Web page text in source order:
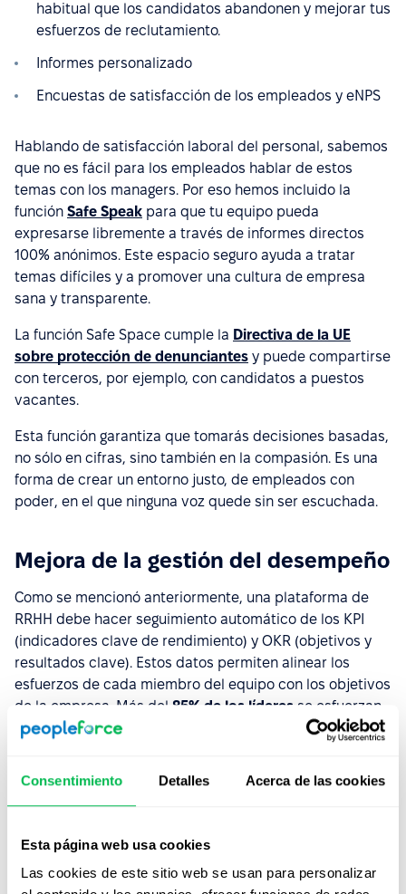
Consentimiento Detalles Acerca de las cookies
Esta página web usa cookies
Las cookies de este sitio web se usan para personalizar
habitual que los candidatos abandonen y mejorar tus
esfuerzos de reclutamiento.
Informes personalizado
Encuestas de satisfacción de los empleados y eNPS
Hablando de satisfacción laboral del personal, sabemos
que no es fácil para los empleados hablar de estos
temas con los managers. Por eso hemos incluido la
función Safe Speak para que tu equipo pueda
expresarse libremente a través de informes directos
100% anónimos. Este espacio seguro ayuda a tratar
temas difíciles y a promover una cultura de empresa
sana y transparente.
La función Safe Space cumple la Directiva de la UE
sobre protección de denunciantes y puede compartirse
con terceros, por ejemplo, con candidatos a puestos
vacantes.
Esta función garantiza que tomarás decisiones basadas,
no sólo en cifras, sino también en la compasión. Es una
forma de crear un entorno justo, de empleados con
poder, en el que ninguna voz quede sin ser escuchada.
Mejora de la gestión del desempeño
Como se mencionó anteriormente, una plataforma de
RRHH debe hacer seguimiento automático de los KPI
(indicadores clave de rendimiento) y OKR (objetivos y
resultados clave). Estos datos permiten alinear los
esfuerzos de cada miembro del equipo con los objetivos
de la empresa. Más del 85% de los líderes se esfuerzan
por establecer vías claras de desarrollo profesional.
nunca te desvías del camino. Puedes crear
objetivospersonalizables con listas de control para